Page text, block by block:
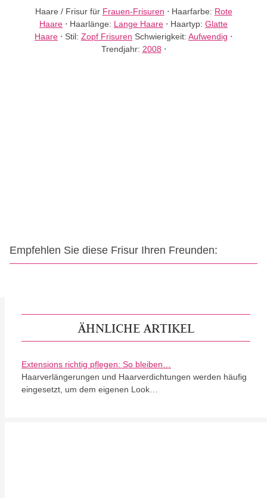
Haare / Frisur für Frauen-Frisuren ⋅ Haarfarbe: Rote
Haare ⋅ Haarlänge: Lange Haare ⋅ Haartyp: Glatte
Haare ⋅ Stil: Zopf Frisuren Schwierigkeit: Aufwendig ⋅
Trendjahr: 2008 ⋅
Empfehlen Sie diese Frisur Ihren Freunden:
ÄHNLICHE ARTIKEL
Extensions richtig pflegen: So bleiben…
Haarverlängerungen und Haarverdichtungen werden häufig
eingesetzt, um dem eigenen Look…